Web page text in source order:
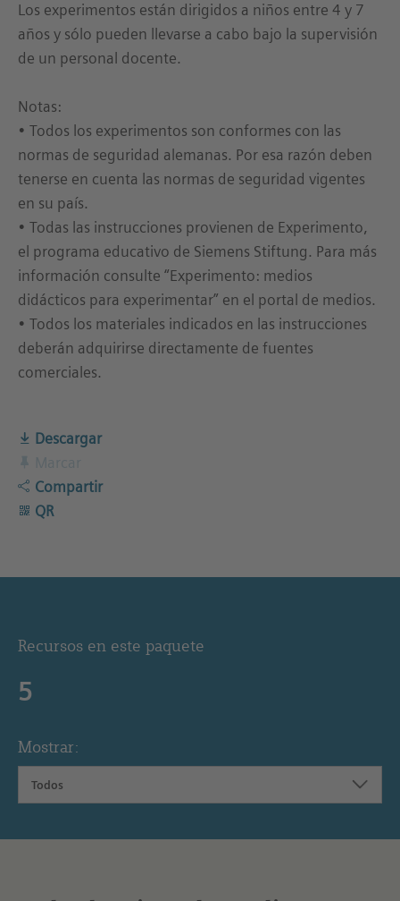
Los experimentos están dirigidos a niños entre 4 y 7
años y sólo pueden llevarse a cabo bajo la supervisión
de un personal docente.
Notas:
• Todos los experimentos son conformes con las
normas de seguridad alemanas. Por esa razón deben
tenerse en cuenta las normas de seguridad vigentes
en su país.
• Todas las instrucciones provienen de Experimento,
el programa educativo de Siemens Stiftung. Para más
información consulte “Experimento: medios
didácticos para experimentar” en el portal de medios.
• Todos los materiales indicados en las instrucciones
deberán adquirirse directamente de fuentes
comerciales.
Descargar
Compartir
QR
Recursos en este paquete
5
Mostrar:
Todos